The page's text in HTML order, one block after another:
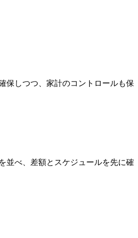
保しつつ、家計のコントロールも保
並べ、差額とスケジュールを先に確